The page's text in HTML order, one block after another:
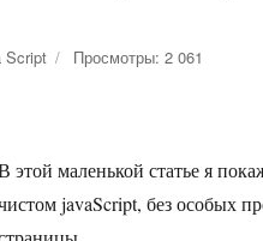
Script Просмотры: 2 061
этой маленькой статье я
javaScript, без особых